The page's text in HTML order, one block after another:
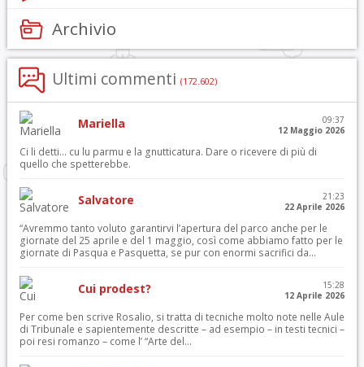
Archivio
Ultimi commenti (172.602)
Mariella
09:37
12 Maggio 2026
Ci li detti… cu lu parmu e la gnutticatura. Dare o ricevere di più di
quello che spetterebbe.
Salvatore
21:23
22 Aprile 2026
“Avremmo tanto voluto garantirvi l’apertura del parco anche per le
giornate del 25 aprile e del 1 maggio, così come abbiamo fatto per le
giornate di Pasqua e Pasquetta, se pur con enormi sacrifici da...
Cui prodest?
15:28
12 Aprile 2026
Per come ben scrive Rosalio, si tratta di tecniche molto note nelle Aule
di Tribunale e sapientemente descritte – ad esempio – in testi tecnici –
poi resi romanzo – come l’ “Arte del...